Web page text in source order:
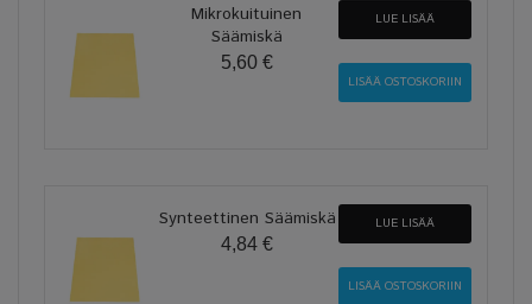
Mikrokuituinen
Säämiskä
5,60 €
LUE LISÄÄ
Synteettinen Säämiskä
4,84 €
LUE LISÄÄ